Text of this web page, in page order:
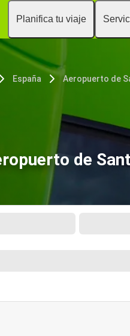
Planifica tu viaje
España
de